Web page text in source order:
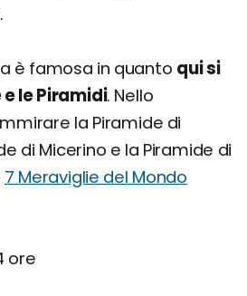
è famosa in quanto qui si
le Piramidi. Nello
la Piramide di
di Micerino e la Piramide di
7 Meraviglie del Mondo
ore